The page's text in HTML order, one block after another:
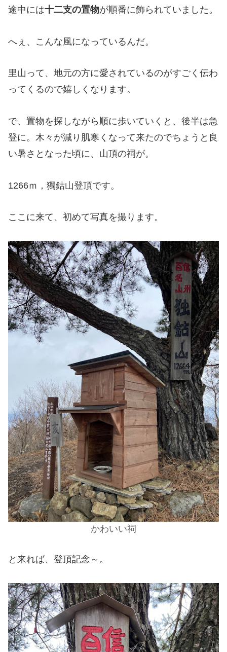
途中には十二支の置物が順番に飾られていました。
へぇ、こんな風になっているんだ。
里山って、地元の方に愛されているのがすごく伝わ
ってくるので嬉しくなります。
で、置物を探しながら順に歩いていくと、後半は急
登に。木々が減り肌寒くなって来たのでちょうと良
い暑さとなった頃に、山頂の祠が。
1266ｍ，獨鈷山登頂です。
ここに来て、初めて写真を撮ります。
かわいい祠
と来れば、登頂記念～。